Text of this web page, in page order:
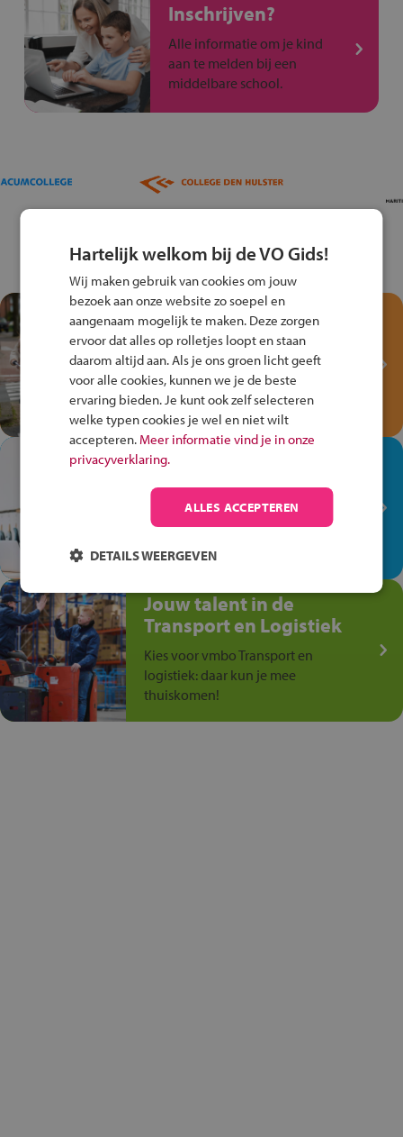
Inschrijven?
Alle informatie om je kind
aan te melden bij een
middelbare school.
Test je kennis met het
Fiets Veilig
Verkeersspel!
Speel het Fiets Veilig Verkeersspel
en win een Cortina-fiets!
In de winkel ben je op je
plek!
Ontdek via het vmbo jouw talent
op de winkelvloer, waar elke dag
anders is!
Jouw talent in de
Transport en Logistiek
Kies voor vmbo Transport en
logistiek: daar kun je mee
thuiskomen!
Hartelijk welkom bij de VO Gids!
Wij maken gebruik van cookies om jouw
bezoek aan onze website zo soepel en
aangenaam mogelijk te maken. Deze zorgen
ervoor dat alles op rolletjes loopt en staan
daarom altijd aan. Als je ons groen licht geeft
voor alle cookies, kunnen we je de beste
ervaring bieden. Je kunt ook zelf selecteren
welke typen cookies je wel en niet wilt
accepteren. Meer informatie vind je in onze
privacyverklaring.
ALLES ACCEPTEREN
DETAILS WEERGEVEN